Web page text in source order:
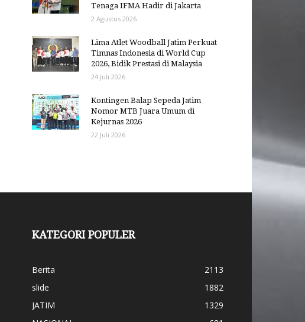
Tenaga IFMA Hadir di Jakarta
2 Agustus 2026
Lima Atlet Woodball Jatim Perkuat
Timnas Indonesia di World Cup
2026, Bidik Prestasi di Malaysia
24 Juli 2026
Kontingen Balap Sepeda Jatim
Nomor MTB Juara Umum di
Kejurnas 2026
22 Juli 2026
KATEGORI POPULER
Berita
2113
slide
1882
JATIM
1329